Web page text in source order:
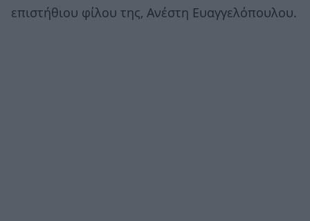
επιστήθιου φίλου της, Ανέστη Ευαγγελόπουλου.